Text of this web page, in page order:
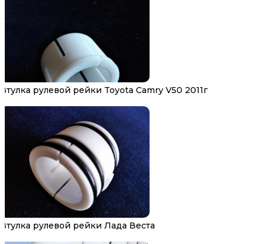
Втулка рулевой рейки Toyota Camry V50 2011г
Втулка рулевой рейки Лада Веста